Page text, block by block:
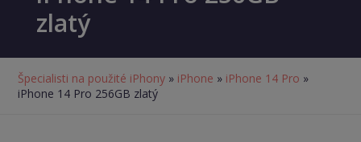
zlatý
Špecialisti na použité iPhony » iPhone » iPhone 14 Pro »
iPhone 14 Pro 256GB zlatý